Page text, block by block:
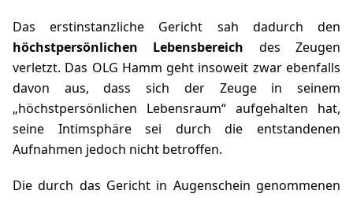
Das erstinstanzliche Gericht sah dadurch den
höchstpersönlichen Lebensbereich des Zeugen
verletzt. Das OLG Hamm geht insoweit zwar ebenfalls
davon aus, dass sich der Zeuge in seinem
„höchstpersönlichen Lebensraum“ aufgehalten hat,
seine Intimsphäre sei durch die entstandenen
Aufnahmen jedoch nicht betroffen.
Die durch das Gericht in Augenschein genommenen